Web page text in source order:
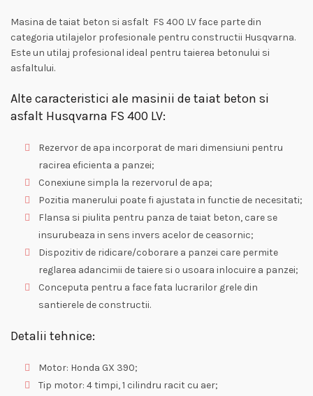
Masina de taiat beton si asfalt FS 400 LV face parte din
categoria utilajelor profesionale pentru constructii Husqvarna.
Este un utilaj profesional ideal pentru taierea betonului si
asfaltului.
Alte caracteristici ale masinii de taiat beton si
asfalt Husqvarna FS 400 LV:
Rezervor de apa incorporat de mari dimensiuni pentru
racirea eficienta a panzei;
Conexiune simpla la rezervorul de apa;
Pozitia manerului poate fi ajustata in functie de necesitati;
Flansa si piulita pentru panza de taiat beton, care se
insurubeaza in sens invers acelor de ceasornic;
Dispozitiv de ridicare/coborare a panzei care permite
reglarea adancimii de taiere si o usoara inlocuire a panzei;
Conceputa pentru a face fata lucrarilor grele din
santierele de constructii.
Detalii tehnice:
Motor: Honda GX 390;
Tip motor: 4 timpi, 1 cilindru racit cu aer;